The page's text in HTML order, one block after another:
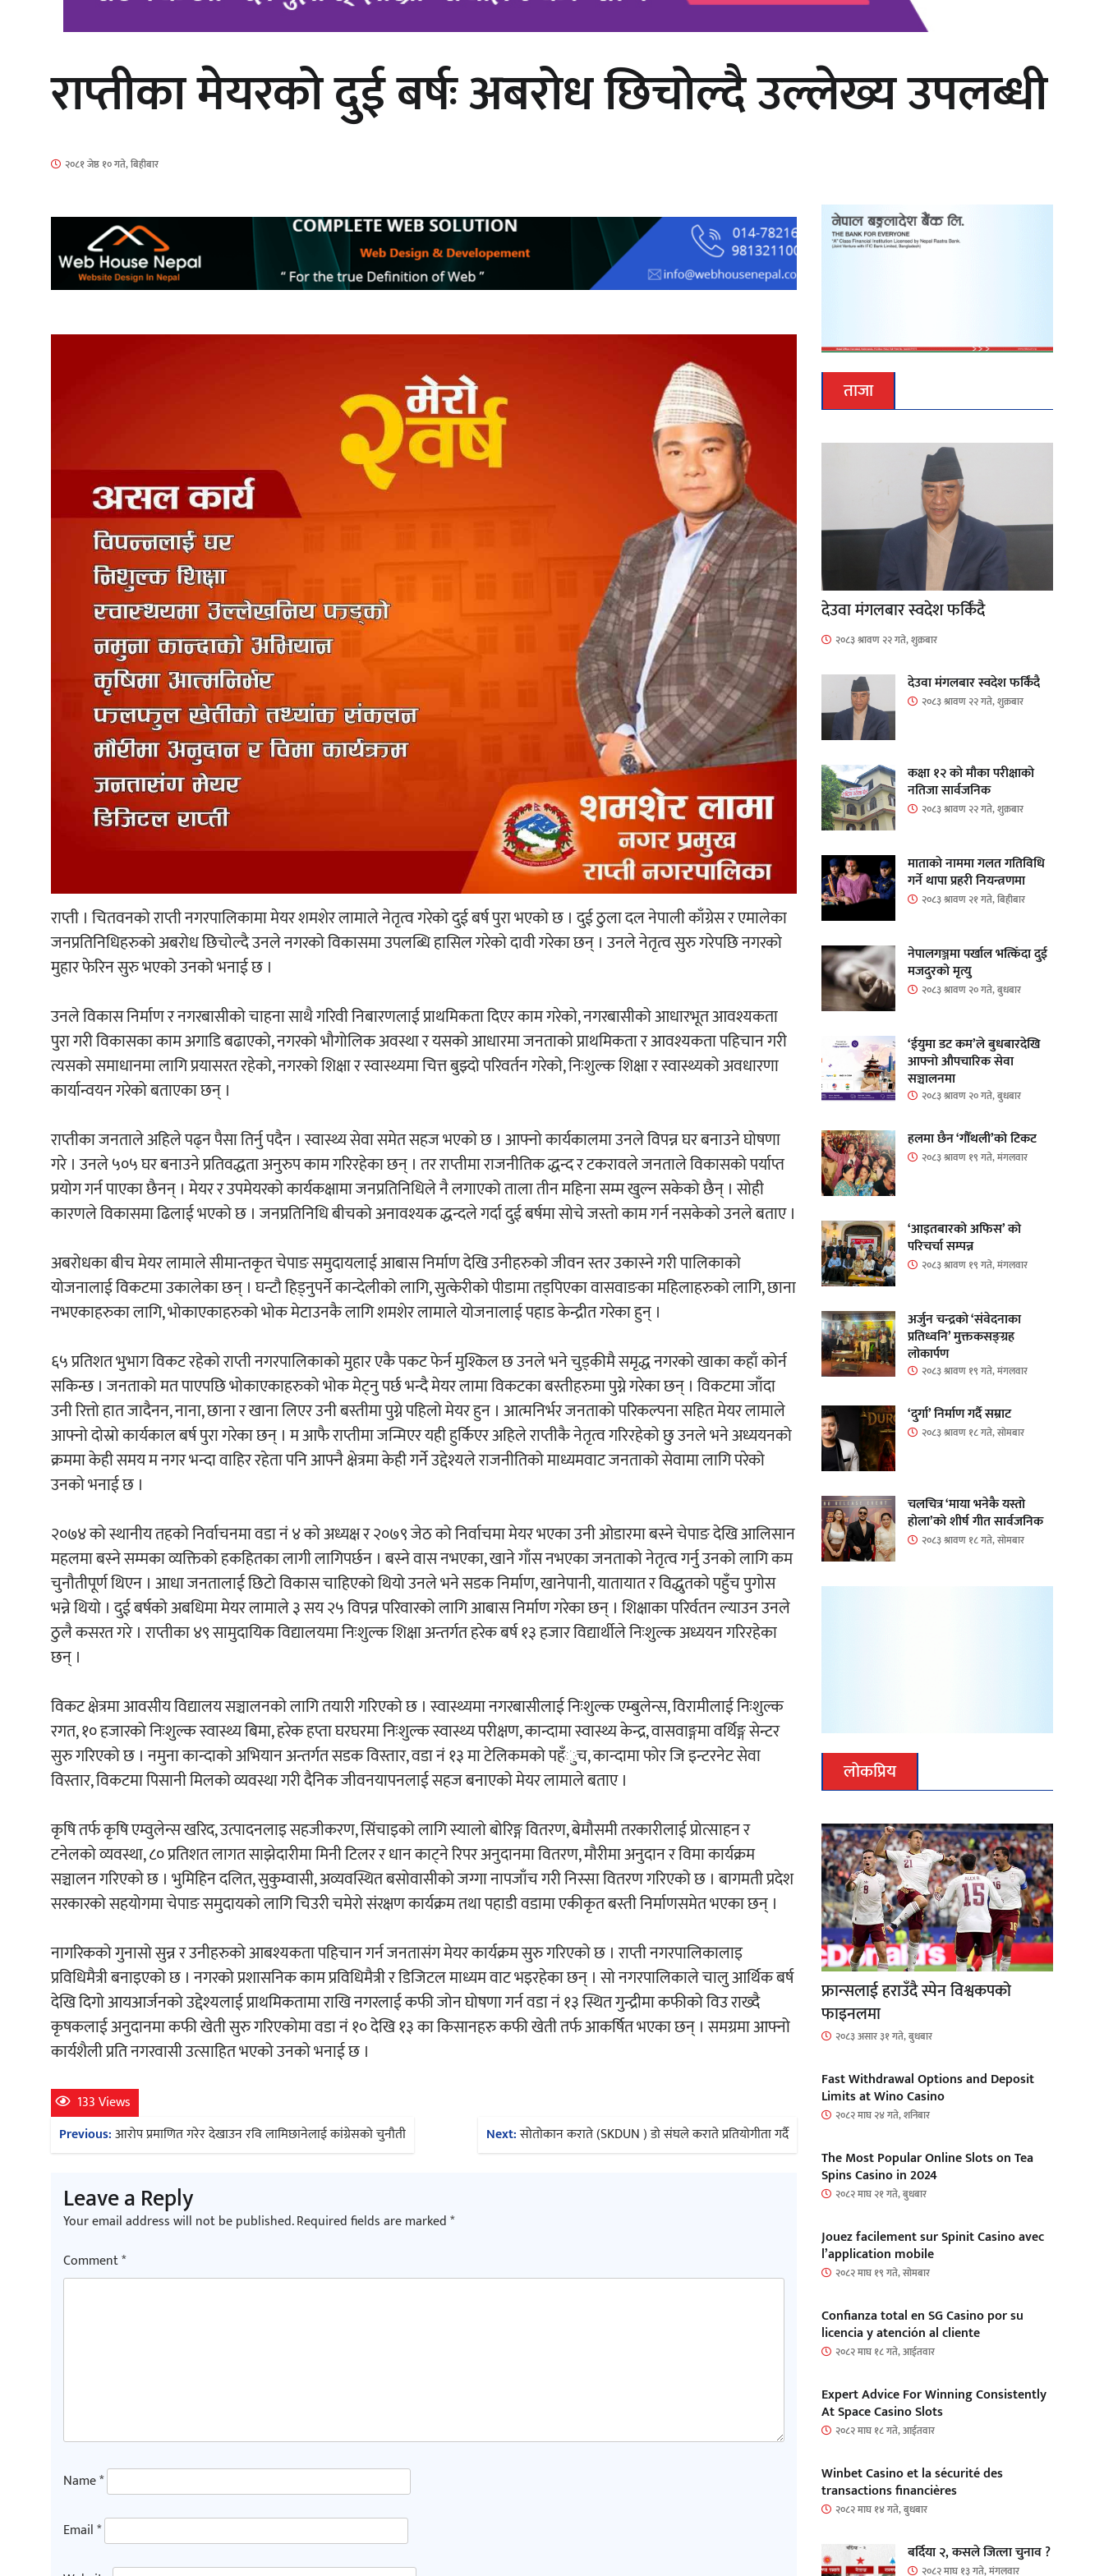
‘आइतबारको अफिस’ को परिचर्चा सम्पन्न
अर्जुन चन्द्रको ‘संवेदनाका प्रतिध्वनि’
मुक्तकसङ्ग्रह लोकार्पण
‘दुर्गा’ निर्माण गर्दै सम्राट
चलचित्र ‘माया भनेकै यस्तो होला’को शीर्ष
गीत सार्वजनिक
राप्तीका मेयरको दुई बर्षः अबरोध छिचोल्दै उल्लेख्य उपलब्धी
२०८१ जेष्ठ १० गते, बिहीबार
राप्ती । चितवनको राप्ती नगरपालिकामा मेयर शमशेर लामाले नेतृत्व गरेको दुई बर्ष पुरा भएको छ । दुई ठुला दल नेपाली काँग्रेस र एमालेका
जनप्रतिनिधिहरुको अबरोध छिचोल्दै उनले नगरको विकासमा उपलब्धि हासिल गरेको दावी गरेका छन् । उनले नेतृत्व सुरु गरेपछि नगरको
मुहार फेरिन सुरु भएको उनको भनाई छ ।
उनले विकास निर्माण र नगरबासीको चाहना साथै गरिवी निबारणलाई प्राथमिकता दिएर काम गरेको, नगरबासीको आधारभूत आवश्यकता
पुरा गरी विकासका काम अगाडि बढाएको, नगरको भौगोलिक अवस्था र यसको आधारमा जनताको प्राथमिकता र आवश्यकता पहिचान गरी
त्यसको समाधानमा लागि प्रयासरत रहेको, नगरको शिक्षा र स्वास्थ्यमा चित्त बुझ्दो परिवर्तन गरेको, निःशुल्क शिक्षा र स्वास्थ्यको अवधारणा
कार्यान्वयन गरेको बताएका छन् ।
राप्तीका जनताले अहिले पढ्न पैसा तिर्नु पदैन । स्वास्थ्य सेवा समेत सहज भएको छ । आफ्नो कार्यकालमा उनले विपन्न घर बनाउने घोषणा
गरे । उनले ५०५ घर बनाउने प्रतिवद्धता अनुरुप काम गरिरहेका छन् । तर राप्तीमा राजनीतिक द्धन्द र टकरावले जनताले विकासको पर्याप्त
प्रयोग गर्न पाएका छैनन् । मेयर र उपमेयरको कार्यकक्षामा जनप्रतिनिधिले नै लगाएको ताला तीन महिना सम्म खुल्न सकेको छैन् । सोही
कारणले विकासमा ढिलाई भएको छ । जनप्रतिनिधि बीचको अनावश्यक द्धन्दले गर्दा दुई बर्षमा सोचे जस्तो काम गर्न नसकेको उनले बताए ।
अबरोधका बीच मेयर लामाले सीमान्तकृत चेपाङ समुदायलाई आबास निर्माण देखि उनीहरुको जीवन स्तर उकास्ने गरी पालिकाको
योजनालाई विकटमा उकालेका छन् । घन्टौ हिड्नुपर्ने कान्देलीको लागि, सुत्केरीको पीडामा तड्पिएका वासवाङका महिलाहरुको लागि, छाना
नभएकाहरुका लागि, भोकाएकाहरुको भोक मेटाउनकै लागि शमशेर लामाले योजनालाई पहाड केन्द्रीत गरेका हुन् ।
६५ प्रतिशत भुभाग विकट रहेको राप्ती नगरपालिकाको मुहार एकै पकट फेर्न मुश्किल छ उनले भने चुड्कीमै समृद्ध नगरको खाका कहाँ कोर्न
सकिन्छ । जनताको मत पाएपछि भोकाएकाहरुको भोक मेट्नु पर्छ भन्दै मेयर लामा विकटका बस्तीहरुमा पुग्ने गरेका छन् । विकटमा जाँदा
उनी रित्तो हात जादैनन, नाना, छाना र खाना लिएर उनी बस्तीमा पुग्ने पहिलो मेयर हुन । आत्मनिर्भर जनताको परिकल्पना सहित मेयर लामाले
आफ्नो दोस्रो कार्यकाल बर्ष पुरा गरेका छन् । म आफै राप्तीमा जन्मिएर यही हुर्किएर अहिले राप्तीकै नेतृत्व गरिरहेको छु उनले भने अध्ययनको
क्रममा केही समय म नगर भन्दा वाहिर रहेता पनि आफ्नै क्षेत्रमा केही गर्ने उद्देश्यले राजनीतिको माध्यमवाट जनताको सेवामा लागि परेको
उनको भनाई छ ।
२०७४ को स्थानीय तहको निर्वाचनमा वडा नं ४ को अध्यक्ष र २०७९ जेठ को निर्वाचमा मेयर भएका उनी ओडारमा बस्ने चेपाङ देखि आलिसान
महलमा बस्ने सम्मका व्यक्तिको हकहितका लागी लागिपर्छन । बस्ने वास नभएका, खाने गाँस नभएका जनताको नेतृत्व गर्नु उनको लागि कम
चुनौतीपूर्ण थिएन । आधा जनतालाई छिटो विकास चाहिएको थियो उनले भने सडक निर्माण, खानेपानी, यातायात र विद्धुतको पहुँच पुगोस
भन्ने थियो । दुई बर्षको अबधिमा मेयर लामाले ३ सय २५ विपन्न परिवारको लागि आबास निर्माण गरेका छन् । शिक्षाका परिर्वतन ल्याउन उनले
ठुलै कसरत गरे । राप्तीका ४९ सामुदायिक विद्यालयमा निःशुल्क शिक्षा अन्तर्गत हरेक बर्ष १३ हजार विद्यार्थीले निःशुल्क अध्ययन गरिरहेका
छन् ।
विकट क्षेत्रमा आवसीय विद्यालय सञ्चालनको लागि तयारी गरिएको छ । स्वास्थ्यमा नगरबासीलाई निःशुल्क एम्बुलेन्स, विरामीलाई निःशुल्क
रगत, १० हजारको निःशुल्क स्वास्थ्य बिमा, हरेक हप्ता घरघरमा निःशुल्क स्वास्थ्य परीक्षण, कान्दामा स्वास्थ्य केन्द्र, वासवाङ्गमा वर्थिङ्ग सेन्टर
सुरु गरिएको छ । नमुना कान्दाको अभियान अन्तर्गत सडक विस्तार, वडा नं १३ मा टेलिकमको पहँुच, कान्दामा फोर जि इन्टरनेट सेवा
विस्तार, विकटमा पिसानी मिलको व्यवस्था गरी दैनिक जीवनयापनलाई सहज बनाएको मेयर लामाले बताए ।
कृषि तर्फ कृषि एम्वुलेन्स खरिद, उत्पादनलाइ सहजीकरण, सिंचाइको लागि स्यालो बोरिङ्ग वितरण, बेमौसमी तरकारीलाई प्रोत्साहन र
टनेलको व्यवस्था, ८० प्रतिशत लागत साझेदारीमा मिनी टिलर र धान काट्ने रिपर अनुदानमा वितरण, मौरीमा अनुदान र विमा कार्यक्रम
सञ्चालन गरिएको छ । भुमिहिन दलित, सुकुम्वासी, अव्यवस्थित बसोवासीको जग्गा नापजाँच गरी निस्सा वितरण गरिएको छ । बागमती प्रदेश
सरकारको सहयोगमा चेपाङ समुदायको लागि चिउरी चमेरो संरक्षण कार्यक्रम तथा पहाडी वडामा एकीकृत बस्ती निर्माणसमेत भएका छन् ।
नागरिकको गुनासो सुन्न र उनीहरुको आबश्यकता पहिचान गर्न जनतासंग मेयर कार्यक्रम सुरु गरिएको छ । राप्ती नगरपालिकालाइ
प्रविधिमैत्री बनाइएको छ । नगरको प्रशासनिक काम प्रविधिमैत्री र डिजिटल माध्यम वाट भइरहेका छन् । सो नगरपालिकाले चालु आर्थिक बर्ष
देखि दिगो आयआर्जनको उद्देश्यलाई प्राथमिकतामा राखि नगरलाई कफी जोन घोषणा गर्न वडा नं १३ स्थित गुन्द्रीमा कफीको विउ राख्दै
कृषकलाई अनुदानमा कफी खेती सुरु गरिएकोमा वडा नं १० देखि १३ का किसानहरु कफी खेती तर्फ आकर्षित भएका छन् । समग्रमा आफ्नो
कार्यशैली प्रति नगरवासी उत्साहित भएको उनको भनाई छ ।
133 Views
Post
navigation
Previous:आरोप प्रमाणित गरेर देखाउन रवि लामिछानेलाई कांग्रेसको चुनौती Next:सोतोकान कराते (SKDUN ) डो संघले कराते प्रतियोगीता गर्दै
Leave a Reply
Your email address will not be published.Required fields are marked*
Comment*
Name*
Email*
ताजा
देउवा मंगलबार स्वदेश फर्किंदै
२०८३ श्रावण २२ गते, शुक्रबार
देउवा मंगलबार स्वदेश फर्किंदै
२०८३ श्रावण २२ गते, शुक्रबार
कक्षा १२ को मौका परीक्षाको
नतिजा सार्वजनिक
२०८३ श्रावण २२ गते, शुक्रबार
माताकाे नाममा गलत गतिविधि
गर्ने थापा प्रहरी नियन्त्रणमा
२०८३ श्रावण २१ गते, बिहीबार
नेपालगञ्जमा पर्खाल भत्किँदा दुई
मजदुरको मृत्यु
२०८३ श्रावण २० गते, बुधबार
‘ईयुमा डट कम’ले बुधबारदेखि
आफ्नो औपचारिक सेवा
सञ्चालनमा
२०८३ श्रावण २० गते, बुधबार
हलमा छैन ‘गौँथली’को टिकट
२०८३ श्रावण १९ गते, मंगलवार
‘आइतबारको अफिस’ को
परिचर्चा सम्पन्न
२०८३ श्रावण १९ गते, मंगलवार
अर्जुन चन्द्रको ‘संवेदनाका
प्रतिध्वनि’ मुक्तकसङ्ग्रह
लोकार्पण
२०८३ श्रावण १९ गते, मंगलवार
‘दुर्गा’ निर्माण गर्दै सम्राट
२०८३ श्रावण १८ गते, सोमबार
चलचित्र ‘माया भनेकै यस्तो
होला’को शीर्ष गीत सार्वजनिक
२०८३ श्रावण १८ गते, सोमबार
लोकप्रिय
फ्रान्सलाई हराउँदै स्पेन विश्वकपको
फाइनलमा
२०८३ असार ३१ गते, बुधबार
Fast Withdrawal Options and Deposit
Limits at Wino Casino
२०८२ माघ २४ गते, शनिबार
The Most Popular Online Slots on Tea
Spins Casino in 2024
२०८२ माघ २१ गते, बुधबार
Jouez facilement sur Spinit Casino avec
l’application mobile
२०८२ माघ १९ गते, सोमबार
Confianza total en SG Casino por su
licencia y atención al cliente
२०८२ माघ १८ गते, आईतवार
Expert Advice For Winning Consistently
At Space Casino Slots
२०८२ माघ १८ गते, आईतवार
Winbet Casino et la sécurité des
transactions financières
२०८२ माघ १४ गते, बुधबार
बर्दिया २, कसले जित्ला चुनाव ?
२०८२ माघ १३ गते, मंगलवार